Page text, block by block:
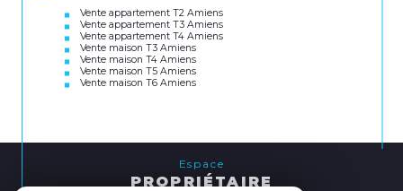
Vente appartement T2 Amiens
Vente appartement T3 Amiens
Vente appartement T4 Amiens
Vente maison T3 Amiens
Vente maison T4 Amiens
Vente maison T5 Amiens
Vente maison T6 Amiens
Espace
PROPRIÉTAIRE